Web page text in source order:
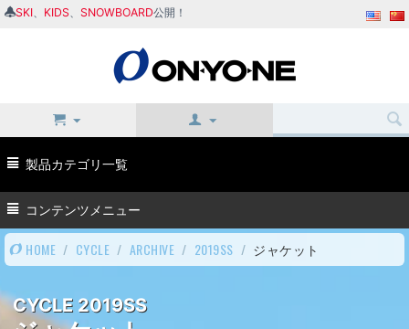
SKI KIDS SNOWBOARD公開！
製品カテゴリ一覧
コンテンツメニュー
HOME / CYCLE / ARCHIVE / 2019SS / ジャケット
CYCLE 2019SS